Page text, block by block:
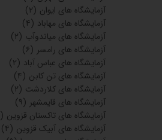
آزمایشگاه های ایوان (۲)
آزمایشگاه های مهاباد (۴)
آزمایشگاه های میاندوآب (۲)
آزمایشگاه های رامسر (۶)
آزمایشگاه های عباس آباد (۲)
آزمایشگاه های تن کابن (۴)
آزمایشگاه های کلاردشت (۲)
آزمایشگاه های قایمشهر (۹)
آزمایشگاه های تاکستان قزوین (۷)
آزمایشگاه های آبیک قزوین (۴)